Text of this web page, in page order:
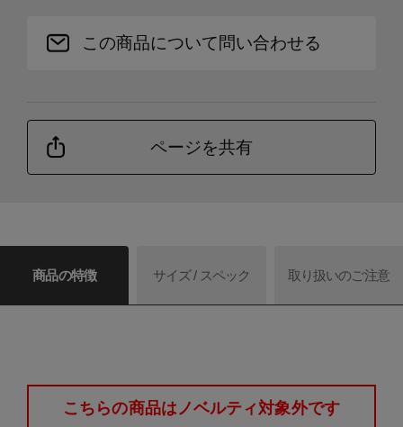
この商品について問い合わせる
ページを共有
商品の特徴 サイズ / スペック 取り扱いのご注意
こちらの商品はノベルティ対象外です